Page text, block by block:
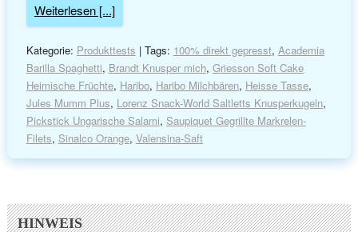
Weiterlesen [...]
Kategorie: Produkttests | Tags: 100% direkt gepresst, Academia
Barilla Spaghetti, Brandt Knusper mich, Griesson Soft Cake
Heimische Früchte, Haribo, Haribo Milchbären, Heisse Tasse,
Jules Mumm Plus, Lorenz Snack-World Saltletts Knusperkugeln,
Pickstick Ungarische Salami, Saupiquet Gegrillte Markrelen-
Filets, Sinalco Orange, Valensina-Saft
HINWEIS